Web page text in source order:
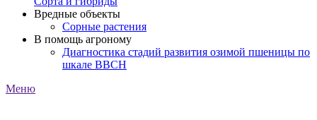
Вредные объекты
Сорные растения
В помощь агроному
Диагностика стадий развития озимой пшеницы по
шкале ВВСН
Меню